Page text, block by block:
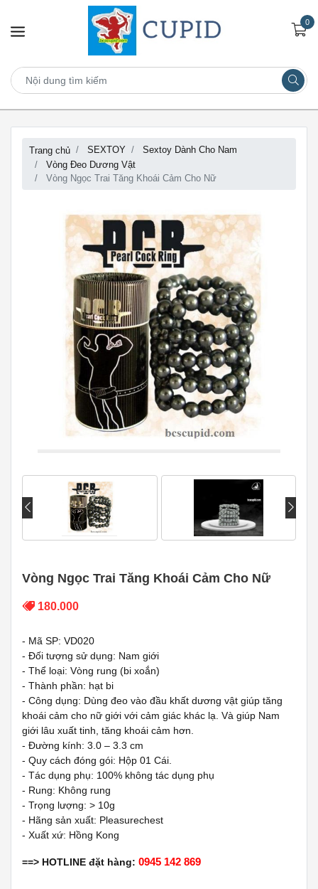
0
Trang chủ SEXTOY
Sextoy Dành Cho Nam
Vòng Đeo Dương Vật
Vòng Ngọc Trai Tăng Khoái Cảm Cho Nữ
Vòng Ngọc Trai Tăng Khoái Cảm Cho Nữ
180.000
- Mã SP: VD020
- Đối tượng sử dụng: Nam giới
- Thể loại: Vòng rung (bi xoắn)
- Thành phần: hạt bi
- Công dụng: Dùng đeo vào đầu khất dương vật giúp tăng
khoái cảm cho nữ giới với cảm giác khác lạ. Và giúp Nam
giới lâu xuất tinh, tăng khoái cảm hơn.
- Đường kính: 3.0 – 3.3 cm
- Quy cách đóng gói: Hộp 01 Cái.
- Tác dụng phụ: 100% không tác dụng phụ
- Rung: Không rung
- Trọng lượng: > 10g
- Hãng sản xuất: Pleasurechest
- Xuất xứ: Hồng Kong
==> HOTLINE đặt hàng: 0945 142 869